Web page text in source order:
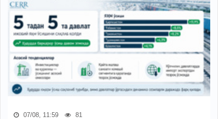
07/08, 11:59 81